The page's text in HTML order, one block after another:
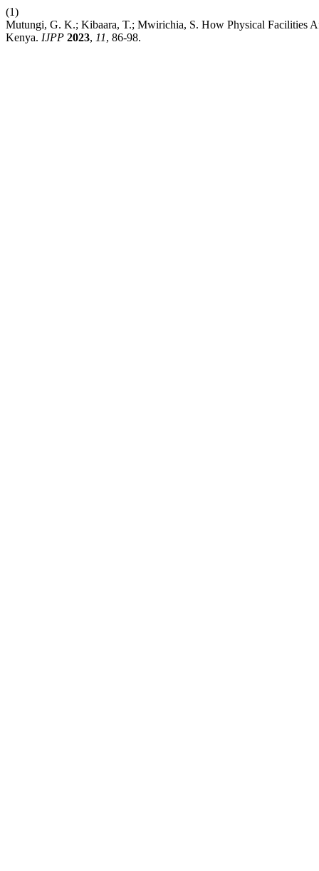
(1)
Mutungi, G. K.; Kibaara, T.; Mwirichia, S. How Physical Facilities
Kenya. IJPP 2023, 11, 86-98.